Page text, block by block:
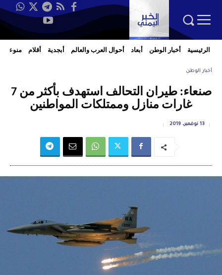
الرئيسية أخبار الوطن أبعاد أحوال العرب والعالم أبجدية أقلام منوعات
أخبار الوطن
صنعاء: طيران التحالف استهدف بأكثر من 7
غارات منازل وممتلكات المواطنين
13 نوفمبر، 2019